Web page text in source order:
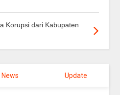
Korupsi dari Kabupaten
News Update